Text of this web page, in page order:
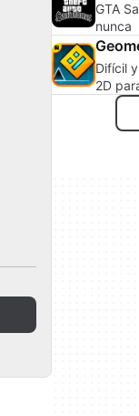
GTA
nunca
Difícil
2D